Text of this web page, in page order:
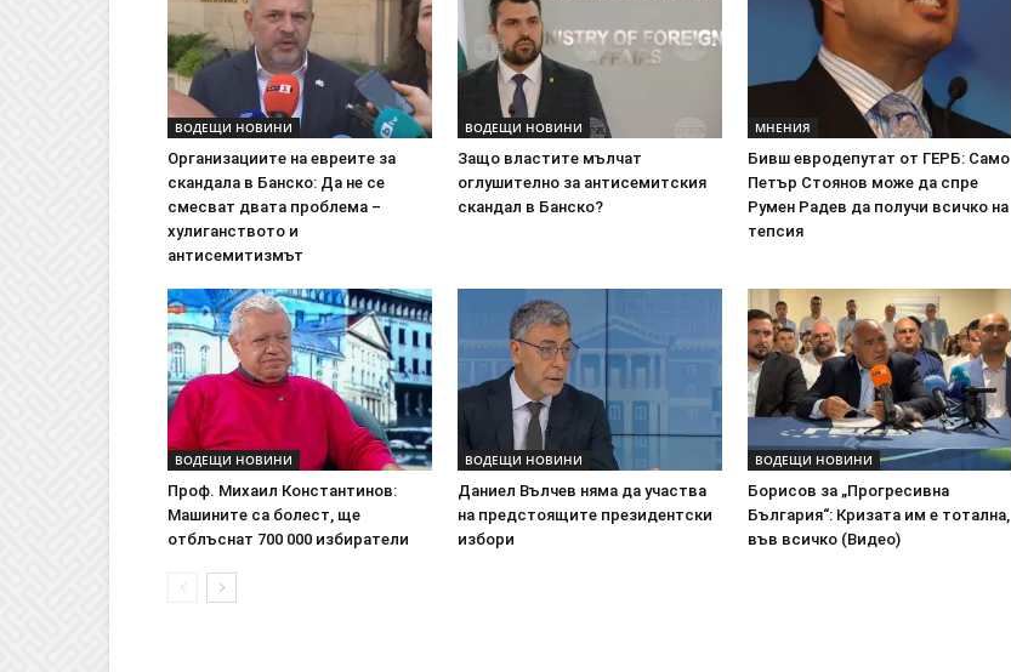
ВОДЕЩИ НОВИНИ
Организациите на евреите за
скандала в Банско: Да не се
смесват двата проблема –
хулиганството и
антисемитизмът
ВОДЕЩИ НОВИНИ
Защо властите мълчат
оглушително за антисемитския
скандал в Банско?
МНЕНИЯ
Бивш евродепутат от ГЕРБ: Само
Петър Стоянов може да спре
Румен Радев да получи всичко на
тепсия
ВОДЕЩИ НОВИНИ
Проф. Михаил Константинов:
Машините са болест, ще
отблъснат 700 000 избиратели
ВОДЕЩИ НОВИНИ
Даниел Вълчев няма да участва
на предстоящите президентски
избори
ВОДЕЩИ НОВИНИ
Борисов за „Прогресивна
България“: Кризата им е тотална,
във всичко (Видео)